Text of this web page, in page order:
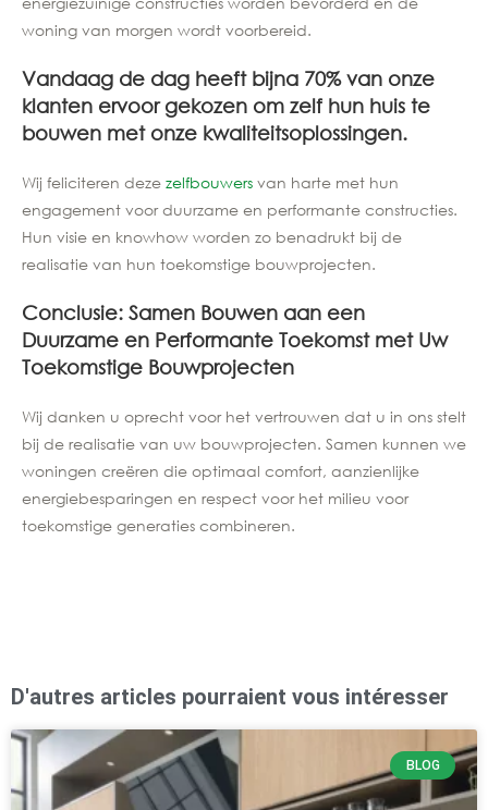
woning van morgen wordt voorbereid.
Vandaag de dag heeft bijna 70% van onze
klanten ervoor gekozen om zelf hun huis te
bouwen met onze kwaliteitsoplossingen.
Wij feliciteren deze zelfbouwers van harte met hun
engagement voor duurzame en performante constructies.
Hun visie en knowhow worden zo benadrukt bij de
realisatie van hun toekomstige bouwprojecten.
Conclusie: Samen Bouwen aan een
Duurzame en Performante Toekomst met Uw
Toekomstige Bouwprojecten
Wij danken u oprecht voor het vertrouwen dat u in ons stelt
bij de realisatie van uw bouwprojecten. Samen kunnen we
woningen creëren die optimaal comfort, aanzienlijke
energiebesparingen en respect voor het milieu voor
toekomstige generaties combineren.
D'autres articles pourraient vous intéresser
BLOG